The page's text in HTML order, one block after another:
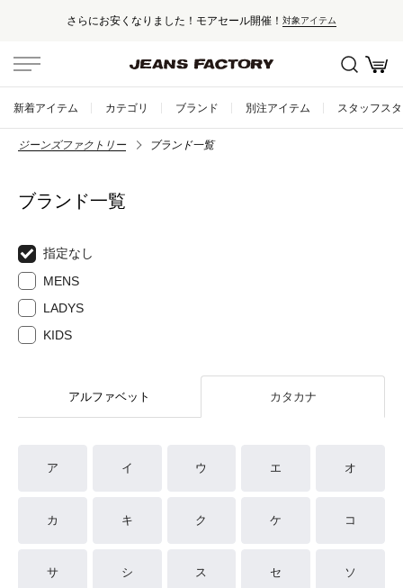
さらにお安くなりました！モアセール開催！ 対象アイテム
新着アイテム カテゴリ ブランド 別注アイテム スタッフス
ジーンズファクトリー ブランド一覧
ブランド一覧
指定なし
MENS
LADYS
KIDS
アルファベット カタカナ
ア イ ウ エ オ
カ キ ク ケ コ
サ シ ス セ ソ